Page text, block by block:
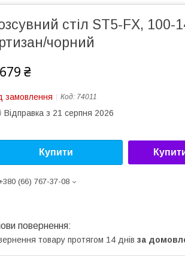
стіл ST5-FX, 100-
чорний
₴
замовлення Код: 74011
Відправка з 21 серпня 2026
Купити
(66) 767-37-08
товару протягом 14 днів за